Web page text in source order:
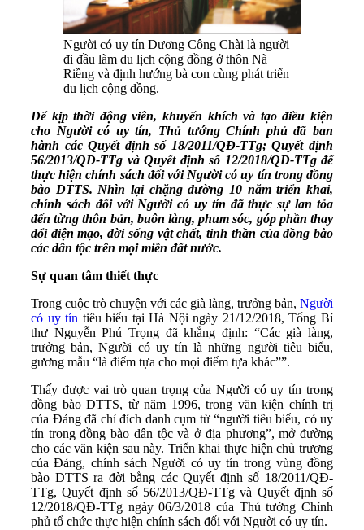
Người có uy tín Dương Công Chài là người
đi đầu làm du lịch cộng đồng ở thôn Nà
Riềng và định hướng bà con cùng phát triển
du lịch cộng đồng.
Để kịp thời động viên, khuyến khích và tạo điều kiện
cho Người có uy tín, Thủ tướng Chính phủ đã ban
hành các Quyết định số 18/2011/QĐ-TTg; Quyết định
56/2013/QĐ-TTg và Quyết định số 12/2018/QĐ-TTg để
thực hiện chính sách đối với Người có uy tín trong đồng
bào DTTS. Nhìn lại chặng đường 10 năm triển khai,
chính sách đối với Người có uy tín đã thực sự lan tỏa
đến từng thôn bản, buôn làng, phum sóc, góp phần thay
đổi diện mạo, đời sống vật chất, tinh thần của đồng bào
các dân tộc trên mọi miền đất nước.
Sự quan tâm thiết thực
Trong cuộc trò chuyện với các già làng, trưởng bản, Người
có uy tín tiêu biểu tại Hà Nội ngày 21/12/2018, Tổng Bí
thư Nguyễn Phú Trọng đã khẳng định: “Các già làng,
trưởng bản, Người có uy tín là những người tiêu biểu,
gương mẫu “là điểm tựa cho mọi điểm tựa khác””.
Thấy được vai trò quan trọng của Người có uy tín trong
đồng bào DTTS, từ năm 1996, trong văn kiện chính trị
của Đảng đã chỉ đích danh cụm từ “người tiêu biểu, có uy
tín trong đồng bào dân tộc và ở địa phương”, mở đường
cho các văn kiện sau này. Triển khai thực hiện chủ trương
của Đảng, chính sách Người có uy tín trong vùng đồng
bào DTTS ra đời bằng các Quyết định số 18/2011/QĐ-
TTg, Quyết định số 56/2013/QĐ-TTg và Quyết định số
12/2018/QĐ-TTg ngày 06/3/2018 của Thủ tướng Chính
phủ tổ chức thực hiện chính sách đối với Người có uy tín.